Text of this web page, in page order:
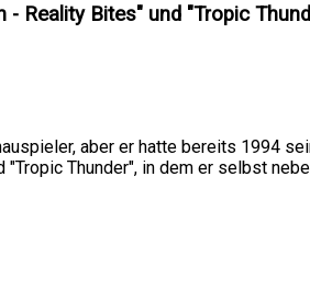
Reality Bites" und "Tropic
aber er hatte bereits 1994
Thunder", in dem er selbst